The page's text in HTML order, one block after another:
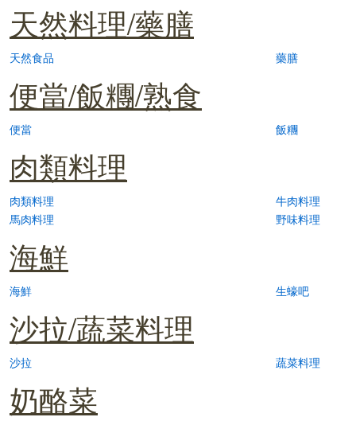
天然料理/藥膳
天然食品 藥膳
便當/飯糰/熟食
便當 飯糰
肉類料理
肉類料理
牛肉料理
馬肉料理
野味料理
海鮮
海鮮 生蠔吧
沙拉/蔬菜料理
沙拉 蔬菜料理
奶酪菜